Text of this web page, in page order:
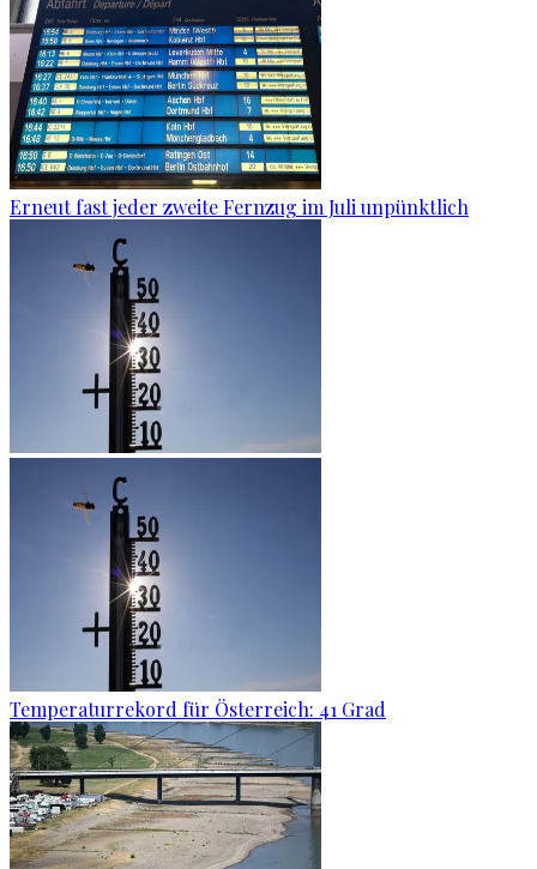
Erneut fast jeder zweite Fernzug im Juli unpünktlich
Temperaturrekord für Österreich: 41 Grad